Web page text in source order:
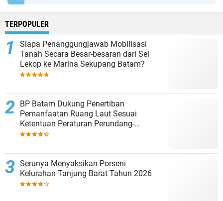
TERPOPULER
Siapa Penanggungjawab Mobilisasi
Tanah Secara Besar-besaran dari Sei
Lekop ke Marina Sekupang Batam?
BP Batam Dukung Penertiban
Pemanfaatan Ruang Laut Sesuai
Ketentuan Peraturan Perundang-
undangan
Serunya Menyaksikan Porseni
Kelurahan Tanjung Barat Tahun 2026